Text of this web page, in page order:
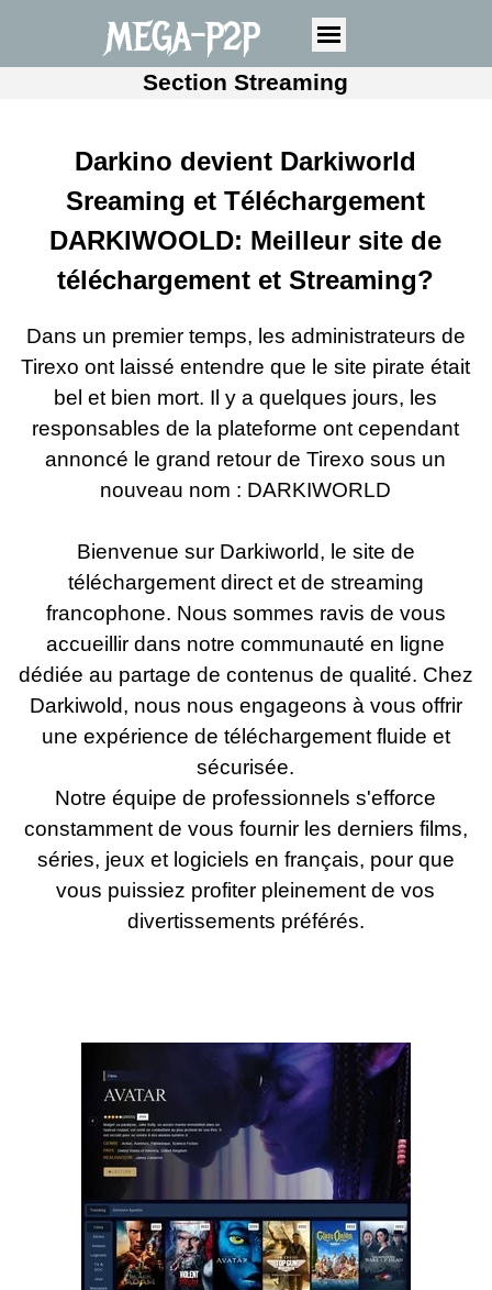
MEGA-P2P
Section Streaming
Darkino devient Darkiworld
Sreaming et Téléchargement
DARKIWOOLD: Meilleur site de
téléchargement et Streaming?
Dans un premier temps, les administrateurs de
Tirexo ont laissé entendre que le site pirate était
bel et bien mort. Il y a quelques jours, les
responsables de la plateforme ont cependant
annoncé le grand retour de Tirexo sous un
nouveau nom : DARKIWORLD
Bienvenue sur Darkiworld, le site de
téléchargement direct et de streaming
francophone. Nous sommes ravis de vous
accueillir dans notre communauté en ligne
dédiée au partage de contenus de qualité. Chez
Darkiwold, nous nous engageons à vous offrir
une expérience de téléchargement fluide et
sécurisée.
Notre équipe de professionnels s'efforce
constamment de vous fournir les derniers films,
séries, jeux et logiciels en français, pour que
vous puissiez profiter pleinement de vos
divertissements préférés.